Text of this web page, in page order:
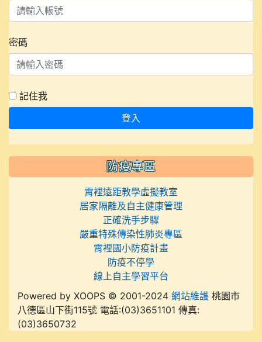
密碼
記住我
登入
防疫專區
霄裡遠距教學虛擬教室
居家隔離及自主健康管理
正確洗手步驟
嚴重特殊傳染性肺炎專區
霄裡國小防疫計畫
防疫不停學
線上自主學習平台
Powered by XOOPS © 2001-2024 網站維護 桃園市
八德區山下街115號 電話:(03)3651101 傳真:
(03)3650732